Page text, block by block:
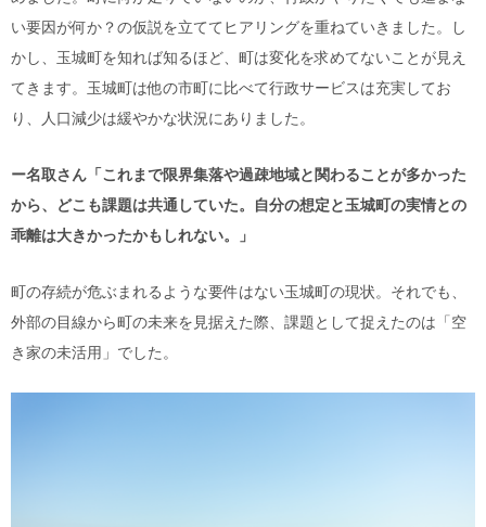
い要因が何か？の仮説を立ててヒアリングを重ねていきました。し
かし、玉城町を知れば知るほど、町は変化を求めてないことが見え
てきます。玉城町は他の市町に比べて行政サービスは充実してお
り、人口減少は緩やかな状況にありました。
ー名取さん「これまで限界集落や過疎地域と関わることが多かった
から、どこも課題は共通していた。自分の想定と玉城町の実情との
乖離は大きかったかもしれない。」
町の存続が危ぶまれるような要件はない玉城町の現状。それでも、
外部の目線から町の未来を見据えた際、課題として捉えたのは「空
き家の未活用」でした。